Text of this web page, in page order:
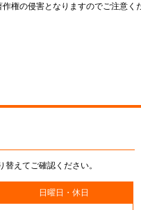
権の侵害となりますのでご注意く
えてご確認ください。
日曜日・休日